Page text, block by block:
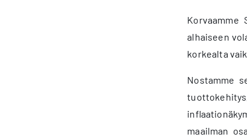
Korvaamme
alhaiseen
korkealta
Nostamme
maailman